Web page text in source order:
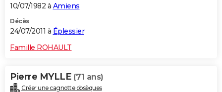
10/07/1982 à Amiens
Décès
24/07/2011 à Éplessier
Famille ROHAULT
Pierre MYLLE (71 ans)
Créer une cagnotte obsèques